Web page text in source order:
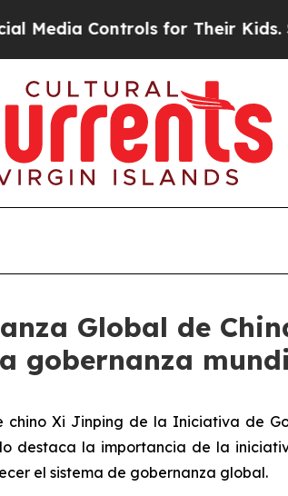
Controls for Their Kids. Should
Global de
gobernanza
Xi Jinping de la Iniciativa de
destaca la importancia de la
el sistema de gobernanza global.